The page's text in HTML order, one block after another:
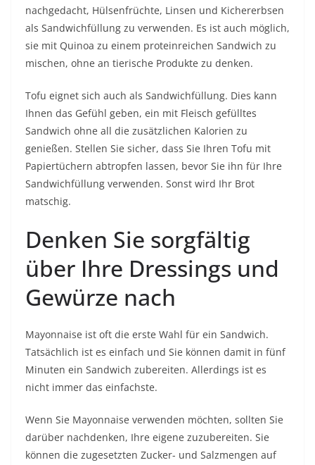
nachgedacht, Hülsenfrüchte, Linsen und Kichererbsen
als Sandwichfüllung zu verwenden. Es ist auch möglich,
sie mit Quinoa zu einem proteinreichen Sandwich zu
mischen, ohne an tierische Produkte zu denken.
Tofu eignet sich auch als Sandwichfüllung. Dies kann
Ihnen das Gefühl geben, ein mit Fleisch gefülltes
Sandwich ohne all die zusätzlichen Kalorien zu
genießen. Stellen Sie sicher, dass Sie Ihren Tofu mit
Papiertüchern abtropfen lassen, bevor Sie ihn für Ihre
Sandwichfüllung verwenden. Sonst wird Ihr Brot
matschig.
Denken Sie sorgfältig
über Ihre Dressings und
Gewürze nach
Mayonnaise ist oft die erste Wahl für ein Sandwich.
Tatsächlich ist es einfach und Sie können damit in fünf
Minuten ein Sandwich zubereiten. Allerdings ist es
nicht immer das einfachste.
Wenn Sie Mayonnaise verwenden möchten, sollten Sie
darüber nachdenken, Ihre eigene zuzubereiten. Sie
können die zugesetzten Zucker- und Salzmengen auf